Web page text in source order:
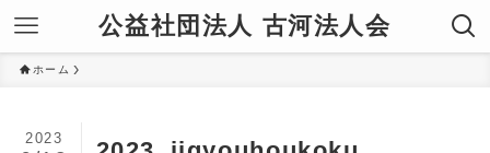
公益社団法人 古河法人会
ホーム
2023